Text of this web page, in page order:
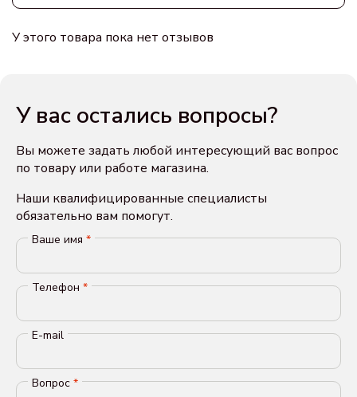
У этого товара пока нет отзывов
У вас остались вопросы?
Вы можете задать любой интересующий вас вопрос
по товару или работе магазина.
Наши квалифицированные специалисты
обязательно вам помогут.
Ваше имя *
Телефон *
E-mail
Вопрос *